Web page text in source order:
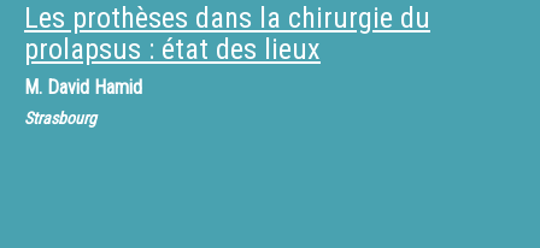
Les prothèses dans la chirurgie du
prolapsus : état des lieux
M. David Hamid
Strasbourg